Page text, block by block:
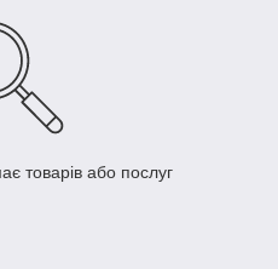
товарів або послуг